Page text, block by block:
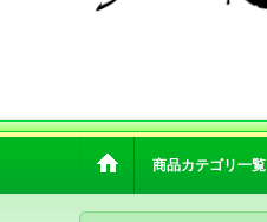
商品カテゴリ一覧